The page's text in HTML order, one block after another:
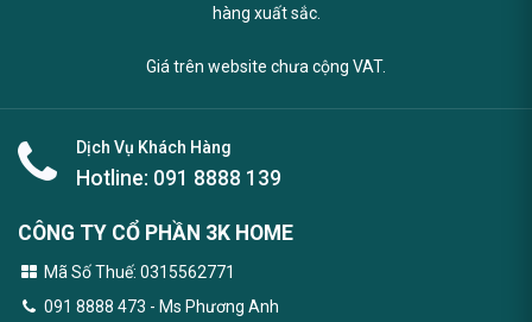
hàng xuất sắc.
Giá trên website chưa cộng VAT.
Dịch Vụ Khách Hàng
Hotline: 091 8888 139
CÔNG TY CỔ PHẦN 3K HOME
Mã Số Thuế: 0315562771
091 8888 473 - Ms Phương Anh